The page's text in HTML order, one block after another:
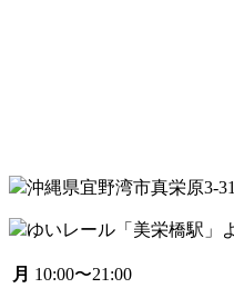
沖縄県宜野湾市真栄原3-
ゆいレール「美栄橋駅」
月 10:00〜21:00